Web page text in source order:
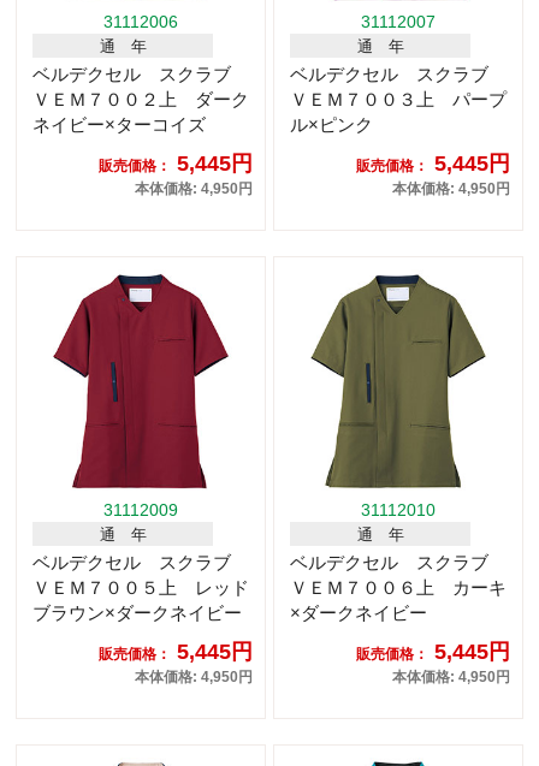
31112006
通 年
ベルデクセル スクラブ
ＶＥＭ７００２上 ダーク
ネイビー×ターコイズ
販売価格： 5,445円
本体価格: 4,950円
31112007
通 年
ベルデクセル スクラブ
ＶＥＭ７００３上 パープ
ル×ピンク
販売価格： 5,445円
本体価格: 4,950円
31112009
通 年
ベルデクセル スクラブ
ＶＥＭ７００５上 レッド
ブラウン×ダークネイビー
販売価格： 5,445円
本体価格: 4,950円
31112010
通 年
ベルデクセル スクラブ
ＶＥＭ７００６上 カーキ
×ダークネイビー
販売価格： 5,445円
本体価格: 4,950円